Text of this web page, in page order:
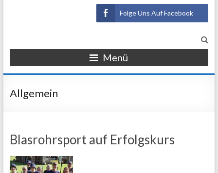
Folge Uns Auf Facebook
Menü
Allgemein
Blasrohrsport auf Erfolgskurs